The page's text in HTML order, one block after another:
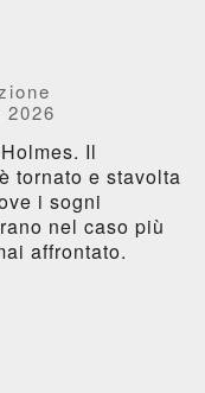
Il
tornato e stavolta
i sogni
nel caso più
affrontato.